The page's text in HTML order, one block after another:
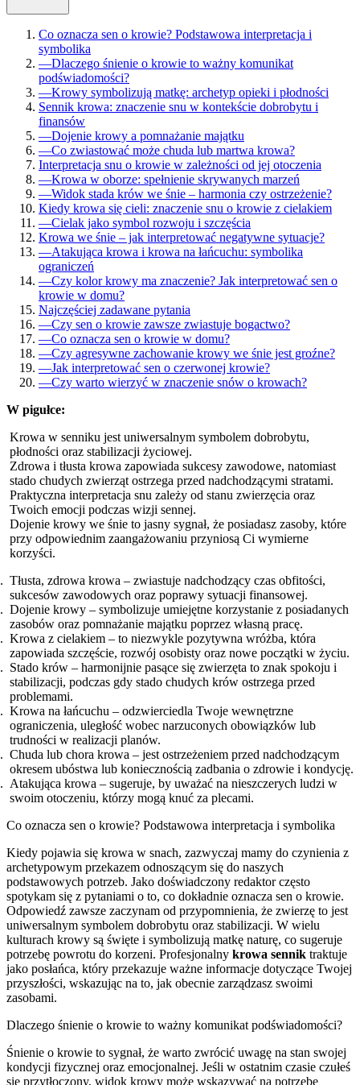
Co oznacza sen o krowie? Podstawowa interpretacja i
symbolika
—Dlaczego śnienie o krowie to ważny komunikat
podświadomości?
—Krowy symbolizują matkę: archetyp opieki i płodności
Sennik krowa: znaczenie snu w kontekście dobrobytu i
finansów
—Dojenie krowy a pomnażanie majątku
—Co zwiastować może chuda lub martwa krowa?
Interpretacja snu o krowie w zależności od jej otoczenia
—Krowa w oborze: spełnienie skrywanych marzeń
—Widok stada krów we śnie – harmonia czy ostrzeżenie?
Kiedy krowa się cieli: znaczenie snu o krowie z cielakiem
—Cielak jako symbol rozwoju i szczęścia
Krowa we śnie – jak interpretować negatywne sytuacje?
—Atakująca krowa i krowa na łańcuchu: symbolika
ograniczeń
—Czy kolor krowy ma znaczenie? Jak interpretować sen o
krowie w domu?
Najczęściej zadawane pytania
—Czy sen o krowie zawsze zwiastuje bogactwo?
—Co oznacza sen o krowie w domu?
—Czy agresywne zachowanie krowy we śnie jest groźne?
—Jak interpretować sen o czerwonej krowie?
—Czy warto wierzyć w znaczenie snów o krowach?
W pigułce:
Krowa w senniku jest uniwersalnym symbolem dobrobytu,
płodności oraz stabilizacji życiowej.
Zdrowa i tłusta krowa zapowiada sukcesy zawodowe, natomiast
stado chudych zwierząt ostrzega przed nadchodzącymi stratami.
Praktyczna interpretacja snu zależy od stanu zwierzęcia oraz
Twoich emocji podczas wizji sennej.
Dojenie krowy we śnie to jasny sygnał, że posiadasz zasoby, które
przy odpowiednim zaangażowaniu przyniosą Ci wymierne
korzyści.
Tłusta, zdrowa krowa – zwiastuje nadchodzący czas obfitości,
sukcesów zawodowych oraz poprawy sytuacji finansowej.
Dojenie krowy – symbolizuje umiejętne korzystanie z posiadanych
zasobów oraz pomnażanie majątku poprzez własną pracę.
Krowa z cielakiem – to niezwykle pozytywna wróżba, która
zapowiada szczęście, rozwój osobisty oraz nowe początki w życiu.
Stado krów – harmonijnie pasące się zwierzęta to znak spokoju i
stabilizacji, podczas gdy stado chudych krów ostrzega przed
problemami.
Krowa na łańcuchu – odzwierciedla Twoje wewnętrzne
ograniczenia, uległość wobec narzuconych obowiązków lub
trudności w realizacji planów.
Chuda lub chora krowa – jest ostrzeżeniem przed nadchodzącym
okresem ubóstwa lub koniecznością zadbania o zdrowie i kondycję.
Atakująca krowa – sugeruje, by uważać na nieszczerych ludzi w
swoim otoczeniu, którzy mogą knuć za plecami.
Co oznacza sen o krowie? Podstawowa interpretacja i symbolika
Kiedy pojawia się krowa w snach, zazwyczaj mamy do czynienia z
archetypowym przekazem odnoszącym się do naszych
podstawowych potrzeb. Jako doświadczony redaktor często
spotykam się z pytaniami o to, co dokładnie oznacza sen o krowie.
Odpowiedź zawsze zaczynam od przypomnienia, że zwierzę to jest
uniwersalnym symbolem dobrobytu oraz stabilizacji. W wielu
kulturach krowy są święte i symbolizują matkę naturę, co sugeruje
potrzebę powrotu do korzeni. Profesjonalny krowa sennik traktuje
jako posłańca, który przekazuje ważne informacje dotyczące Twojej
przyszłości, wskazując na to, jak obecnie zarządzasz swoimi
zasobami.
Dlaczego śnienie o krowie to ważny komunikat podświadomości?
Śnienie o krowie to sygnał, że warto zwrócić uwagę na stan swojej
kondycji fizycznej oraz emocjonalnej. Jeśli w ostatnim czasie czułeś
się przytłoczony, widok krowy może wskazywać na potrzebę